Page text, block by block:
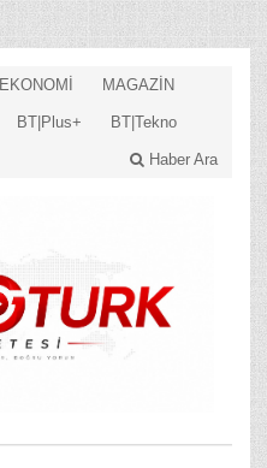
EKONOMİ MAGAZİN
BT|Plus+ BT|Tekno
Haber Ara